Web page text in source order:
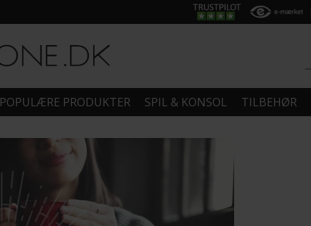
POPULÆRE PRODUKTER SPIL & KONSOL TILBEHØR